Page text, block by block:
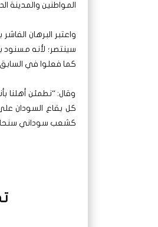
المواطنين والمدينة
واعتبر البرهان
سينتصر؛ لأنه مسنود
كما فعلوا في
وقال: “نطمئن أهلنا
كل بقاع السودان
كشعب سوداني